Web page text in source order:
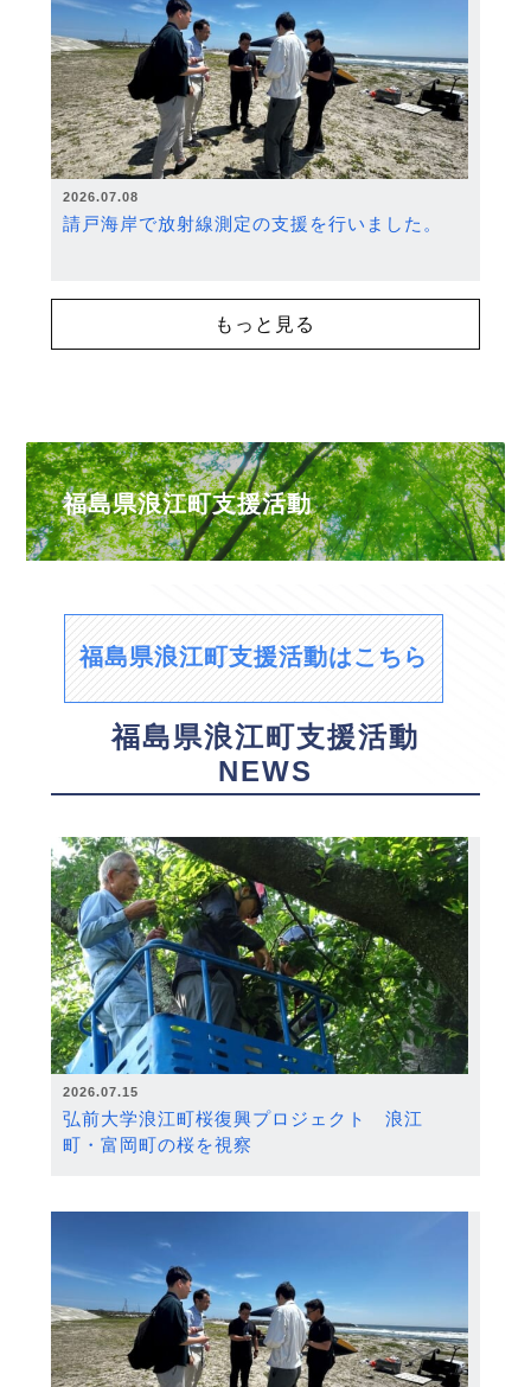
2026.07.08
請戸海岸で放射線測定の支援を行いました。
もっと見る
福島県浪江町支援活動
福島県浪江町支援活動はこちら
福島県浪江町支援活動
NEWS
2026.07.15
弘前大学浪江町桜復興プロジェクト 浪江
町・富岡町の桜を視察